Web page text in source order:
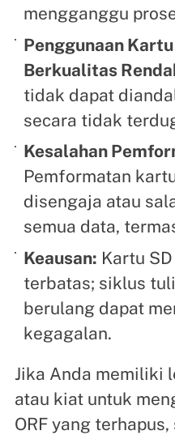
mengganggu
Penggunaan
Berkualitas
tidak dapat
secara tidak
Kesalahan
Pemformatan
disengaja atau
semua data,
Keausan: Kartu
terbatas; siklus
berulang dapat
kegagalan.
Jika Anda memiliki
atau kiat untuk
ORF yang